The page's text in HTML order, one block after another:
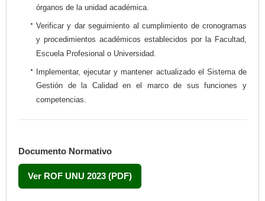
órganos de la unidad académica.
Verificar y dar seguimiento al cumplimiento de cronogramas
y procedimientos académicos establecidos por la Facultad,
Escuela Profesional o Universidad.
Implementar, ejecutar y mantener actualizado el Sistema de
Gestión de la Calidad en el marco de sus funciones y
competencias.
Documento Normativo
Ver ROF UNU 2023 (PDF)